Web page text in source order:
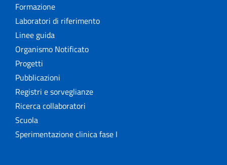
Formazione
Laboratori di riferimento
Linee guida
Organismo Notificato
Progetti
Pubblicazioni
Registri e sorveglianze
Ricerca collaboratori
Scuola
Sperimentazione clinica fase I